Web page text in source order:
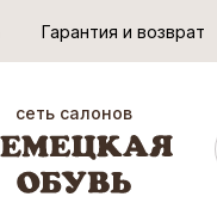
Гарантия и возврат
сеть салонов